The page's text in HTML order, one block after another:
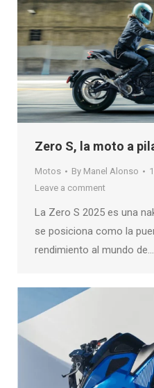
Zero S, la moto a
Motos By Manel Alonso
Leave a comment
La Zero S 2025 es una
se posiciona como la
rendimiento al mundo de…